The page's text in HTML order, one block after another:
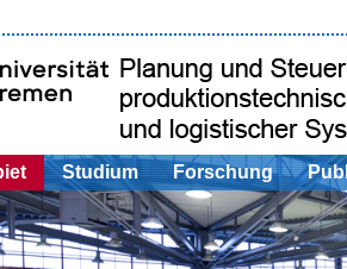
Studium Forschung